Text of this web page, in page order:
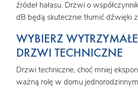
źródeł hałasu. Drzwi o
dB będą skutecznie tłumić dźwięki
WYBIERZ
DRZWI TECHNICZNE
Drzwi techniczne, choć mniej
ważną rolę w domu